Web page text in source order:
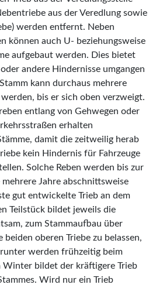
aus der Veredlung sowie
werden entfernt. Neben
können auch U- beziehungsweise
aufgebaut werden. Dies bietet
andere Hindernisse umgangen
kann durchaus mehrere
bis er sich oben verzweigt.
entlang von Gehwegen oder
erhalten
damit die zeitweilig herab
kein Hindernis für Fahrzeuge
Solche Reben werden bis zur
Jahre abschnittsweise
gut entwickelte Trieb an dem
Teilstück bildet jeweils die
zum Stammaufbau über
beiden oberen Triebe zu belassen,
werden frühzeitig beim
bildet der kräftigere Trieb
Wird nur ein Trieb